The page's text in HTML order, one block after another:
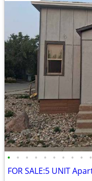
• • • • • • • • • •
FOR SALE:5 UNIT